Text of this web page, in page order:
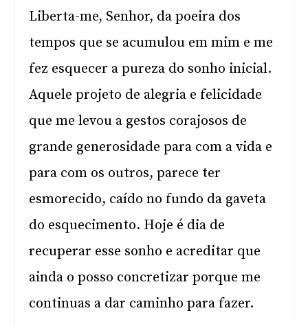
Liberta-me, Senhor, da poeira dos
tempos que se acumulou em mim e me
fez esquecer a pureza do sonho inicial.
Aquele projeto de alegria e felicidade
que me levou a gestos corajosos de
grande generosidade para com a vida e
para com os outros, parece ter
esmorecido, caído no fundo da gaveta
do esquecimento. Hoje é dia de
recuperar esse sonho e acreditar que
ainda o posso concretizar porque me
continuas a dar caminho para fazer.